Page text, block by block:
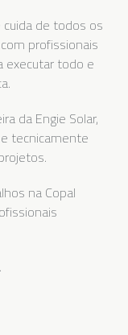
de todos os
profissionais
executar todo e
da Engie Solar,
tecnicamente
na Copal